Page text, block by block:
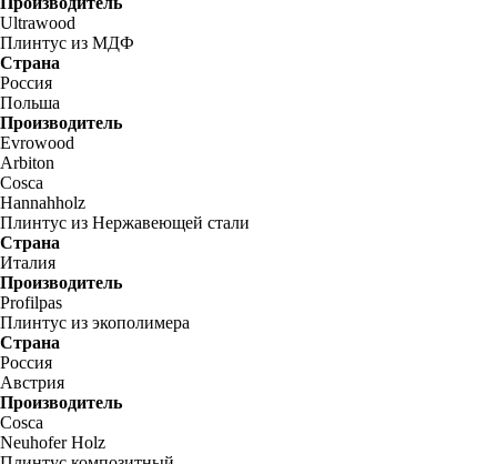
Ultrawood
Плинтус из МДФ
Страна
Россия
Польша
Производитель
Evrowood
Arbiton
Cosca
Hannahholz
Плинтус из Нержавеющей стали
Страна
Италия
Производитель
Profilpas
Плинтус из экополимера
Страна
Россия
Австрия
Производитель
Cosca
Neuhofer Holz